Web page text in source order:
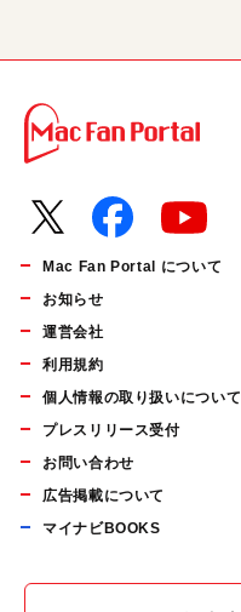
Mac Fan Portal について
お知らせ
運営会社
利用規約
個人情報の取り扱いについて
プレスリリース受付
お問い合わせ
広告掲載について
マイナビBOOKS